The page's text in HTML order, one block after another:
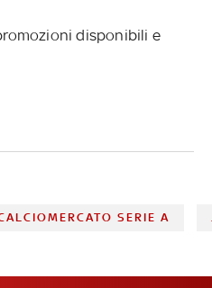
disponibili e
SERIE A